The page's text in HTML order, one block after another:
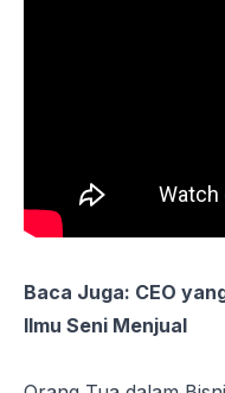
Baca Juga: CEO
Ilmu Seni Menjual